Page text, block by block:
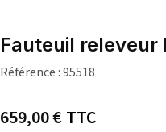
Fauteuil releveur
Référence :95518
659,00 €TTC